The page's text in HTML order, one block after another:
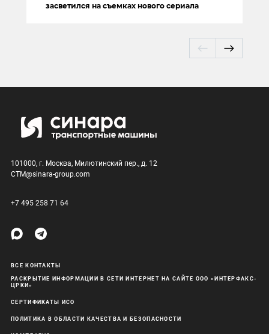
засветился на съемках нового сериала
101000, г. Москва, Милютинский пер., д. 12
CTM@sinara-group.com
+7 495 258 71 64
ВСЕ КОНТАКТЫ
РАСКРЫТИЕ ИНФОРМАЦИИ В СЕТИ ИНТЕРНЕТ НА САЙТЕ ООО «ИНТЕРФАКС-
ЦРКИ»
СЕРТИФИКАТЫ ИСО
ПОЛИТИКА В ОБЛАСТИ КАЧЕСТВА И БЕЗОПАСНОСТИ